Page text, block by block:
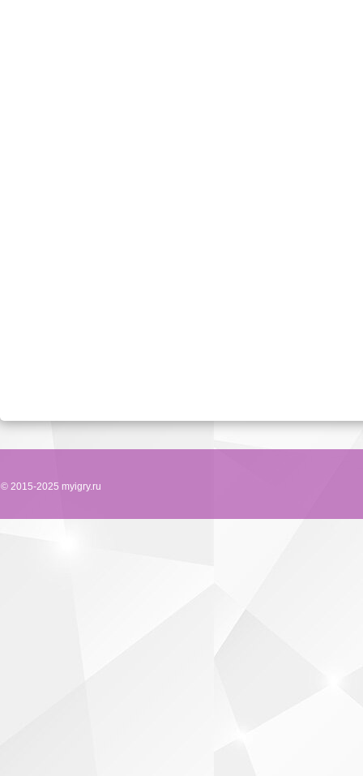
© 2015-2025 myigry.ru